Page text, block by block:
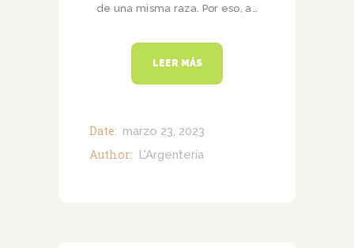
de una misma raza. Por eso, a…
LEER MÁS
Date: marzo 23, 2023
Author: L'Argenteria